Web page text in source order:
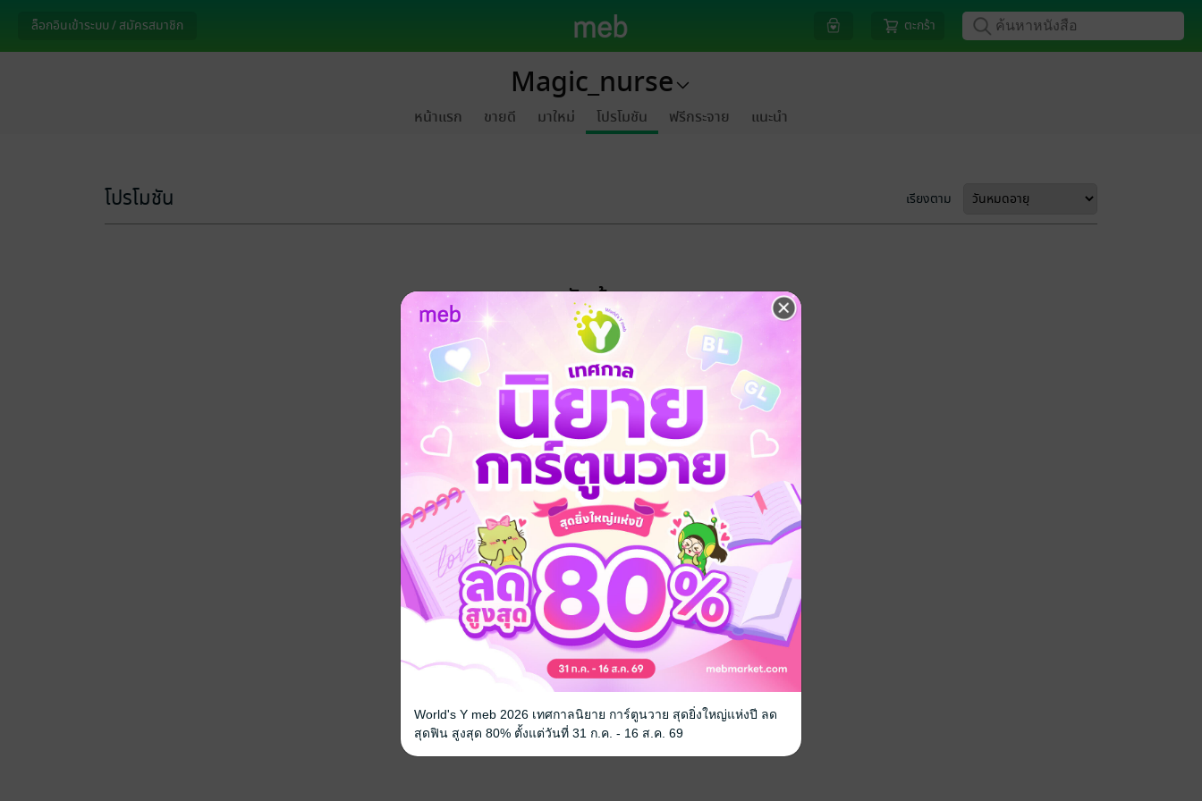
ล็อกอินเข้าระบบ / สมัครสมาชิก ตะกร้า
Magic_nurse
หน้าแรก ขายดี มาใหม่ โปรโมชัน ฟรีกระจาย แนะนำ
โปรโมชัน เรียงตาม
ขออภัยด้วยนะคะ
ไม่พบข้อมูลในหัวข้อที่คุณกำลังชมค่ะ
World's Y meb 2026 เทศกาลนิยาย การ์ตูนวาย สุดยิ่งใหญ่แห่งปี ลด
สุดฟิน สูงสุด 80% ตั้งแต่วันที่ 31 ก.ค. - 16 ส.ค. 69